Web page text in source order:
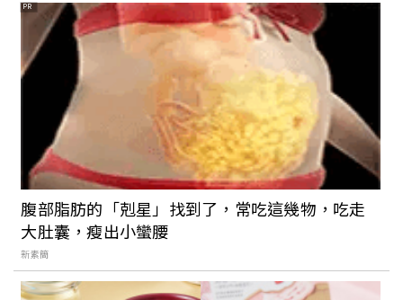
閨蜜約吃鍋又有新據點！王品新火鍋品牌
「旬嚐」台北開幕，帝王蟹、A5和牛奢華
食材全上桌
海底撈全新店型座進軍新莊宏匯廣場！3D
模擬圖曝光、「嗨飲Hi-in」三號店同時進
駐
【Walker說走就走】Podcast EP224 基
隆廟口嗑美食！巷子內人氣美食清單都在
這裡，厲害的很呢
PR
腹部脂肪的「剋星」找到了，常吃這幾物，吃走
大肚囊，瘦出小蠻腰
新素簡